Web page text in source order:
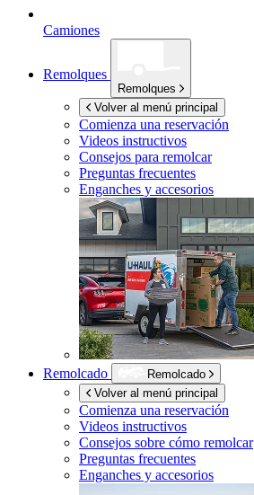
Camiones
Remolques
Remolques
Volver al menú principal
Comienza una reservación
Videos instructivos
Consejos para remolcar
Preguntas frecuentes
Enganches y accesorios
Remolcado
Remolcado
Volver al menú principal
Comienza una reservación
Videos instructivos
Consejos sobre cómo remolcar
Preguntas frecuentes
Enganches y accesorios